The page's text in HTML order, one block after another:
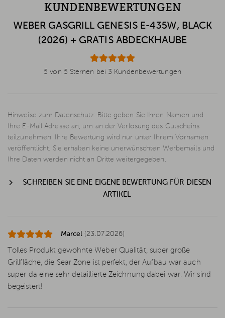
KUNDENBEWERTUNGEN
WEBER GASGRILL GENESIS E-435W, BLACK
(2026) + GRATIS ABDECKHAUBE
5 von 5 Sternen bei 3 Kundenbewertungen
Hinweise zum Datenschutz: Bitte geben Sie Ihren Namen und
Ihre E-Mail Adresse an, um an der Verlosung des Gutscheins
teilzunehmen. Ihre Bewertung wird nur unter Ihrem Vornamen
veröffentlicht. Sie erhalten keine unerwünschten Werbemails und
Ihre Daten werden nicht an Dritte weitergegeben.
SCHREIBEN SIE EINE EIGENE BEWERTUNG FÜR DIESEN
ARTIKEL
Marcel (23.07.2026)
Tolles Produkt gewohnte Weber Qualität, super große
Grillfläche, die Sear Zone ist perfekt, der Aufbau war auch
super da eine sehr detaillierte Zeichnung dabei war. Wir sind
begeistert!